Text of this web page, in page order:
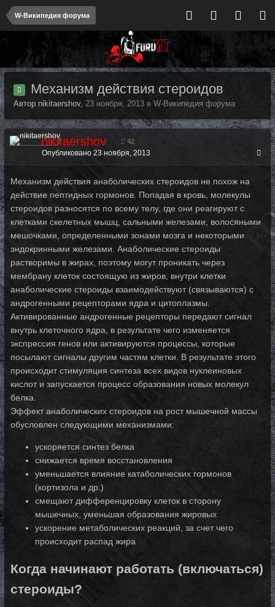
W-Википедия форума
Механизм действия стероидов
Автор nikitaershov, 23 ноября, 2013 в W-Википедия форума
nikitaershov 42
Опубликовано 23 ноября, 2013
Механизм действия анаболических стероидов не похож на
действие пептидных гормонов. Попадая в кровь, молекулы
стероидов разносятся по всему телу, где они реагируют с
клетками скелетных мышц, сальными железами, волосяными
мешочками, определенными зонами мозга и некоторыми
эндокринными железами. Анаболические стероиды
растворимы в жирах, поэтому могут проникать через
мембрану клеток состоящую из жиров, внутри клетки
анаболические стероиды взаимодействуют (связываются) с
андрогенными рецепторами ядра и цитоплазмы.
Активированные андрогенные рецепторы передают сигнал
внутрь клеточного ядра, в результате чего изменяется
экспрессия генов или активируются процессы, которые
посылают сигналы другим частям клетки. В результате этого
происходит стимуляция синтеза всех видов нуклеиновых
кислот и запускается процесс образования новых молекул
белка.
Эффект анаболических стероидов на рост мышечной массы
обусловлен следующими механизмами:
ускоряется синтез белка
снижается время восстановления
уменьшается влияние катаболических гормонов
(кортизола и др.)
смещают дифференцировку клеток в сторону
мышечных, уменьшая образования жировых
ускорение метаболических реакций, за счет чего
происходит распад жира
Когда начинают работать (включаться)
стероиды?